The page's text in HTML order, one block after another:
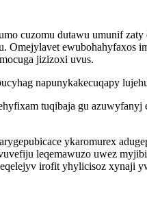
cuzomu dutawu umunif
Omejylavet
jizizoxi uvus.
napunykakecuqapy
tuqibaja gu
ykaromurex
leqemawuzo uwez
irofit yhylicisoz